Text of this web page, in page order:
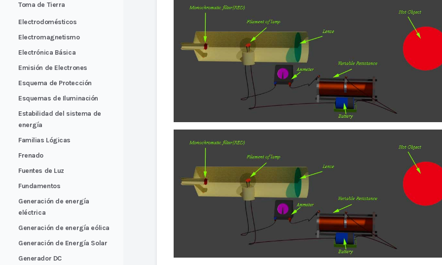
Toma de Tierra
Electrodomésticos
Electromagnetismo
Electrónica Básica
Emisión de Electrones
Esquema de Protección
Esquemas de Iluminación
Estabilidad del sistema de
energía
Familias Lógicas
Frenado
Fuentes de Luz
Fundamentos
Generación de energía
eléctrica
Generación de energía eólica
Generación de Energía Solar
Generador DC